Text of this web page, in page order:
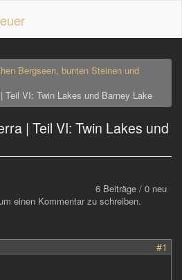
Bergseen, bunten Steinen und
Teil VI: Twin Lakes und Barney Lake
| Teil VI: Twin Lakes und
6 Beiträge / 0 neu
einen Kommentar zu schreiben.
#1